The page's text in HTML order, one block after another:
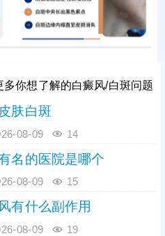
适配早期局限性白斑，治疗贵
，切忌断断续续中断
多你想了解的白癜风/白斑问题
肤白斑
08-09 14
名的医院是哪个
08-09 15
有什么副作用
08-09 19